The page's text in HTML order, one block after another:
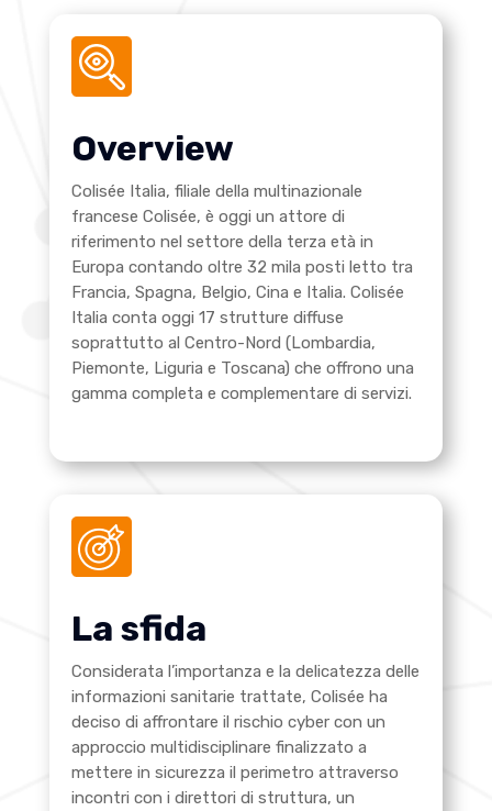
Overview
Colisée Italia, filiale della multinazionale
francese Colisée, è oggi un attore di
riferimento nel settore della terza età in
Europa contando oltre 32 mila posti letto tra
Francia, Spagna, Belgio, Cina e Italia. Colisée
Italia conta oggi 17 strutture diffuse
soprattutto al Centro-Nord (Lombardia,
Piemonte, Liguria e Toscana) che offrono una
gamma completa e complementare di servizi.
La sfida
Considerata l’importanza e la delicatezza delle
informazioni sanitarie trattate, Colisée ha
deciso di affrontare il rischio cyber con un
approccio multidisciplinare finalizzato a
mettere in sicurezza il perimetro attraverso
incontri con i direttori di struttura, un